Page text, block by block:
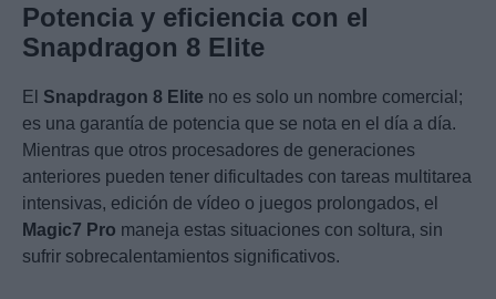
Potencia y eficiencia con el
Snapdragon 8 Elite
El Snapdragon 8 Elite no es solo un nombre comercial;
es una garantía de potencia que se nota en el día a día.
Mientras que otros procesadores de generaciones
anteriores pueden tener dificultades con tareas multitarea
intensivas, edición de vídeo o juegos prolongados, el
Magic7 Pro maneja estas situaciones con soltura, sin
sufrir sobrecalentamientos significativos.